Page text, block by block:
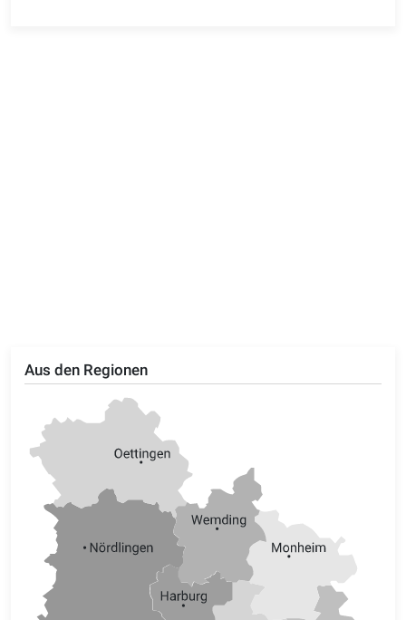
Aus den Regionen